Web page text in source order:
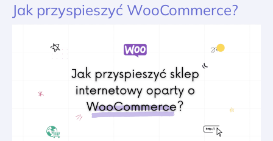
Jak przyspieszyć WooCommerce?
Jak
przyspieszyć